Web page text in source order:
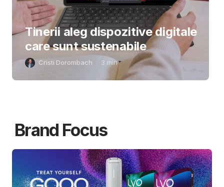
Tinerii aleg dispozitive digitale
care sunt sustenabile
Cristi Dorombach 3 min
Brand Focus